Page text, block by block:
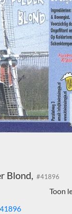
Blond, #41896
Toon
41896